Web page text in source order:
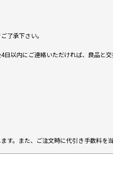
了承下さい。
以内にご連絡いただければ、良品と交
。また、ご注文時に代引き手数料を